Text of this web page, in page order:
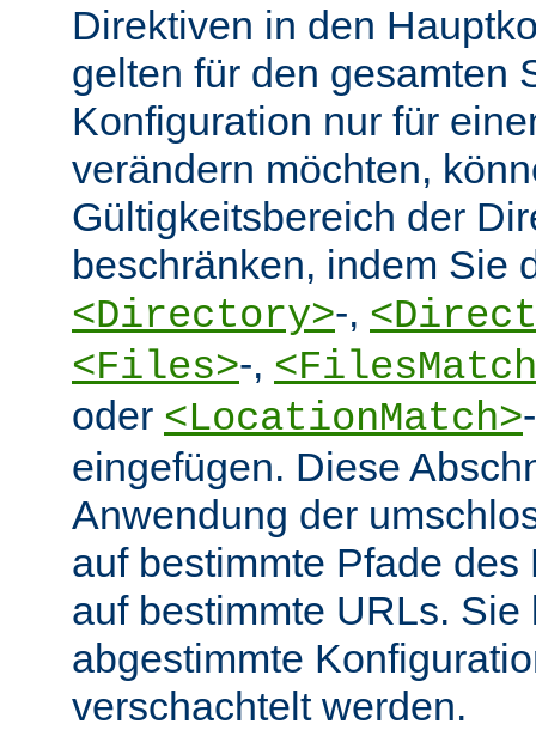
Direktiven in den
gelten für den gesamten
Konfiguration nur für
verändern möchten,
Gültigkeitsbereich der
beschränken, indem Sie
<Directory>-,
<Files>-,
oder <LocationMatch>
eingefügen. Diese
Anwendung der
auf bestimmte Pfade
auf bestimmte URLs.
abgestimmte
verschachtelt werden.